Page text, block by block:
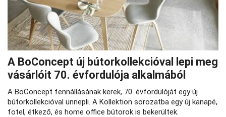
A BoConcept új bútorkollekcióval lepi meg
vásárlóit 70. évfordulója alkalmából
A BoConcept fennállásának kerek, 70. évfordulóját egy új
bútorkollekcióval ünnepli. A Kollektion sorozatba egy új kanapé,
fotel, étkező, és home office bútorok is bekerültek.